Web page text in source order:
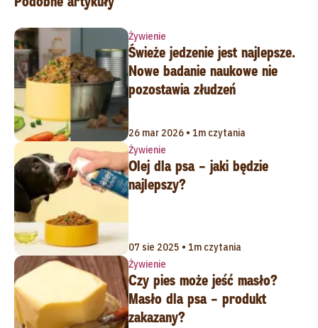
Żywienie
Świeże jedzenie jest najlepsze.
Nowe badanie naukowe nie
pozostawia złudzeń
26 mar 2026 • 1m czytania
Żywienie
Olej dla psa – jaki będzie
najlepszy?
07 sie 2025 • 1m czytania
Żywienie
Czy pies może jeść masło?
Masło dla psa – produkt
zakazany?